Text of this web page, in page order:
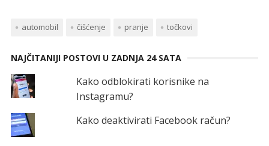
automobil čišćenje pranje točkovi
NAJČITANIJI POSTOVI U ZADNJA 24 SATA
Kako odblokirati korisnike na
Instagramu?
Kako deaktivirati Facebook račun?